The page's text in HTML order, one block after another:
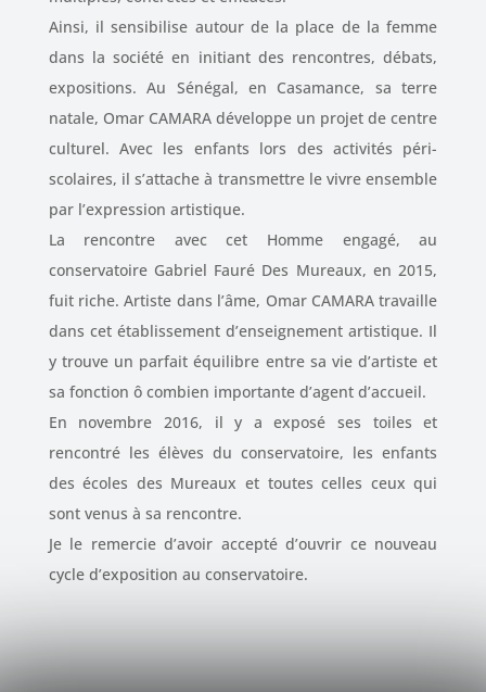
Ainsi, il sensibilise autour de la place de la femme
dans la société en initiant des rencontres, débats,
expositions. Au Sénégal, en Casamance, sa terre
natale, Omar CAMARA développe un projet de centre
culturel. Avec les enfants lors des activités péri-
scolaires, il s’attache à transmettre le vivre ensemble
par l’expression artistique.
La rencontre avec cet Homme engagé, au
conservatoire Gabriel Fauré Des Mureaux, en 2015,
fuit riche. Artiste dans l’âme, Omar CAMARA travaille
dans cet établissement d’enseignement artistique. Il
y trouve un parfait équilibre entre sa vie d’artiste et
sa fonction ô combien importante d’agent d’accueil.
En novembre 2016, il y a exposé ses toiles et
rencontré les élèves du conservatoire, les enfants
des écoles des Mureaux et toutes celles ceux qui
sont venus à sa rencontre.
Je le remercie d’avoir accepté d’ouvrir ce nouveau
cycle d’exposition au conservatoire.